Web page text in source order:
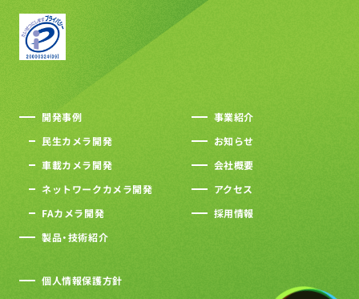
開発事例
民生カメラ開発
車載カメラ開発
ネットワークカメラ開発
FAカメラ開発
製品・技術紹介
事業紹介
お知らせ
会社概要
アクセス
採用情報
個人情報保護方針